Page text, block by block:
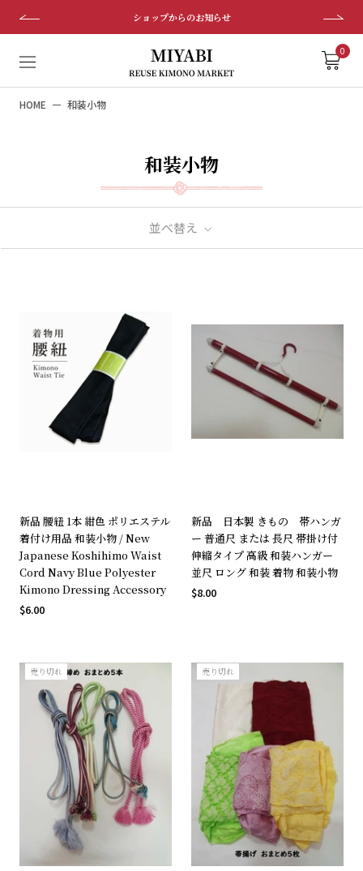
し
ツ
ショップからのお知らせ
0
HOME 和装小物
和装小物
並べ替え
新品 腰紐 1本 紺色 ポリエステル
着付け用品 和装小物 / New
Japanese Koshihimo Waist
Cord Navy Blue Polyester
Kimono Dressing Accessory
$6.00
新品 日本製 きもの 帯ハンガ
ー 普通尺 または 長尺 帯掛け付
伸縮タイプ 高級 和装ハンガー
並尺 ロング 和装 着物 和装小物
$8.00
売り切れ 売り切れ